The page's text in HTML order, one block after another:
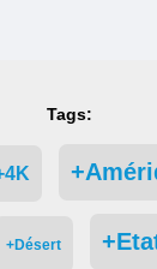
Tags:
+Désert